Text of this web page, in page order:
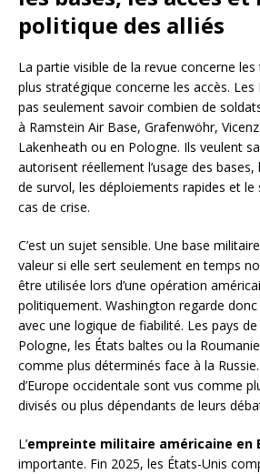
politique des alliés
La partie visible de la revue concerne
plus stratégique concerne les accès.
pas seulement savoir combien de
à Ramstein Air Base, Grafenwöhr,
Lakenheath ou en Pologne. Ils veulent
autorisent réellement l’usage des
de survol, les déploiements rapides et
cas de crise.
C’est un sujet sensible. Une base
valeur si elle sert seulement en temps
être utilisée lors d’une opération
politiquement. Washington regarde
avec une logique de fiabilité. Les pays de
Pologne, les États baltes ou la
comme plus déterminés face à la
d’Europe occidentale sont vus comme
divisés ou plus dépendants de leurs
L’empreinte militaire américaine en
importante. Fin 2025, les États-Unis